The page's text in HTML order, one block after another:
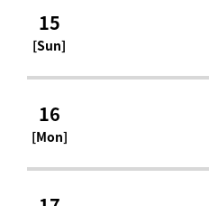
15
[Sun]
16
[Mon]